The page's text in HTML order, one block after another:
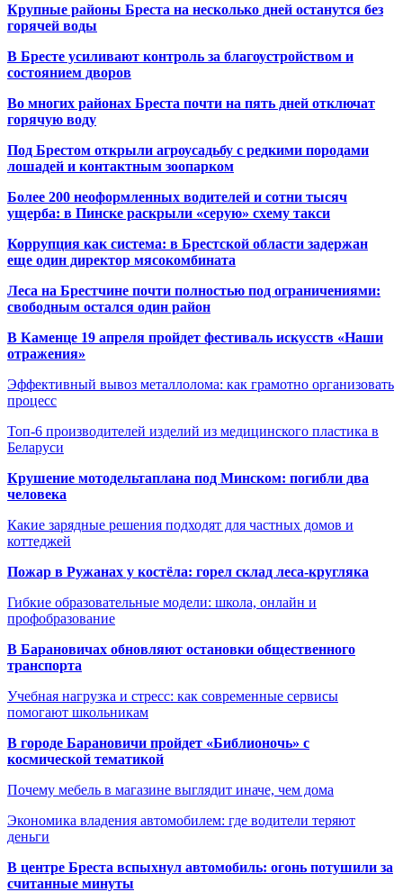
Крупные районы Бреста на несколько дней останутся без
горячей воды
В Бресте усиливают контроль за благоустройством и
состоянием дворов
Во многих районах Бреста почти на пять дней отключат
горячую воду
Под Брестом открыли агроусадьбу с редкими породами
лошадей и контактным зоопарком
Более 200 неоформленных водителей и сотни тысяч
ущерба: в Пинске раскрыли «серую» схему такси
Коррупция как система: в Брестской области задержан
еще один директор мясокомбината
Леса на Брестчине почти полностью под ограничениями:
свободным остался один район
В Каменце 19 апреля пройдет фестиваль искусств «Наши
отражения»
Эффективный вывоз металлолома: как грамотно организовать
процесс
Топ-6 производителей изделий из медицинского пластика в
Беларуси
Крушение мотодельтаплана под Минском: погибли два
человека
Какие зарядные решения подходят для частных домов и
коттеджей
Пожар в Ружанах у костёла: горел склад леса-кругляка
Гибкие образовательные модели: школа, онлайн и
профобразование
В Барановичах обновляют остановки общественного
транспорта
Учебная нагрузка и стресс: как современные сервисы
помогают школьникам
В городе Барановичи пройдет «Библионочь» с
космической тематикой
Почему мебель в магазине выглядит иначе, чем дома
Экономика владения автомобилем: где водители теряют
деньги
В центре Бреста вспыхнул автомобиль: огонь потушили за
считанные минуты